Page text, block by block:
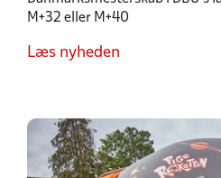
M+32 eller M+40
Læs nyheden